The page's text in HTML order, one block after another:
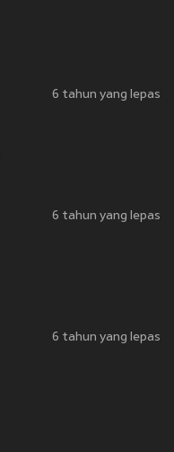
6 tahun yang lepas
6 tahun yang lepas
6 tahun yang lepas